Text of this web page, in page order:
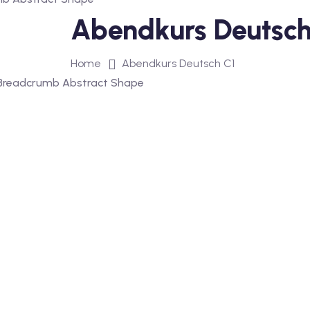
Abendkurs
Home Abendkurs Deutsch C1